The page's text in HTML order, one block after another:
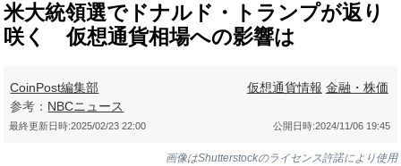
米大統領選でドナルド・トランプが返り
咲く 仮想通貨相場への影響は
CoinPost編集部
参考： NBCニュース
仮想通貨情報 金融・株価
公開日時:2024/11/06 19:45
最終更新日時:2025/02/23 22:00
画像はShutterstockのライセンス許諾により使用